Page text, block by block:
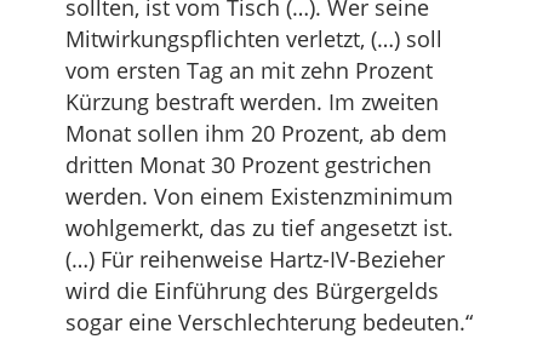
sollten, ist vom Tisch (…). Wer seine
Mitwirkungspflichten verletzt, (…) soll
vom ersten Tag an mit zehn Prozent
Kürzung bestraft werden. Im zweiten
Monat sollen ihm 20 Prozent, ab dem
dritten Monat 30 Prozent gestrichen
werden. Von einem Existenzminimum
wohlgemerkt, das zu tief angesetzt ist.
(…) Für reihenweise Hartz-IV-Bezieher
wird die Einführung des Bürgergelds
sogar eine Verschlechterung bedeuten.“